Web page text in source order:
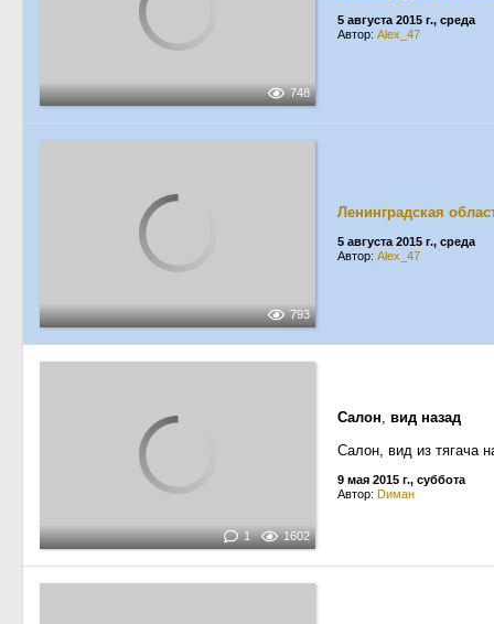
748
5 августа 2015 г., среда
Автор: Alex_47
793
Ленинградская
5 августа 2015 г., среда
Автор: Alex_47
1 1602
Салон, вид назад
Салон, вид из тягача
9 мая 2015 г., суббота
Автор: Dиман